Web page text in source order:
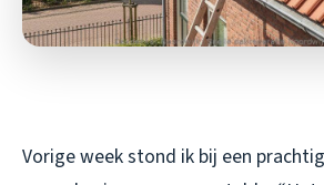
Vorige week stond ik bij een